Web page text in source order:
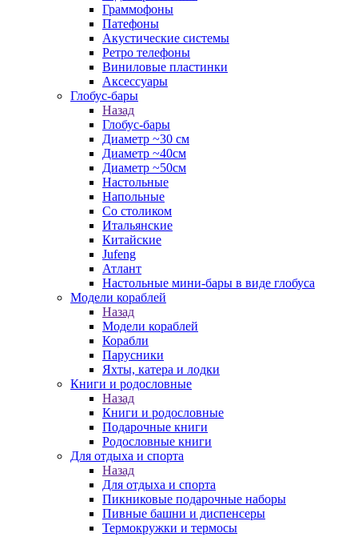
Граммофоны
Патефоны
Акустические системы
Ретро телефоны
Виниловые пластинки
Аксессуары
Глобус-бары
Назад
Глобус-бары
Диаметр ~30 см
Диаметр ~40см
Диаметр ~50см
Настольные
Напольные
Со столиком
Итальянские
Китайские
Jufeng
Атлант
Настольные мини-бары в виде глобуса
Модели кораблей
Назад
Модели кораблей
Корабли
Парусники
Яхты, катера и лодки
Книги и родословные
Назад
Книги и родословные
Подарочные книги
Родословные книги
Для отдыха и спорта
Назад
Для отдыха и спорта
Пикниковые подарочные наборы
Пивные башни и диспенсеры
Термокружки и термосы